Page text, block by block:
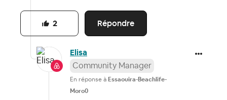
Répondre
2
Elisa
Community Manager
En réponse à Essaouira-Beachlife-
Moro0